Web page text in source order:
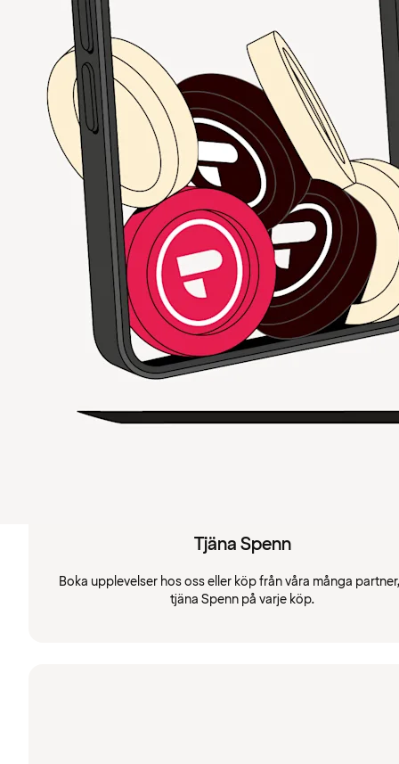
Tjäna Spenn
Boka upplevelser hos oss eller köp från våra många
tjäna Spenn på varje köp.